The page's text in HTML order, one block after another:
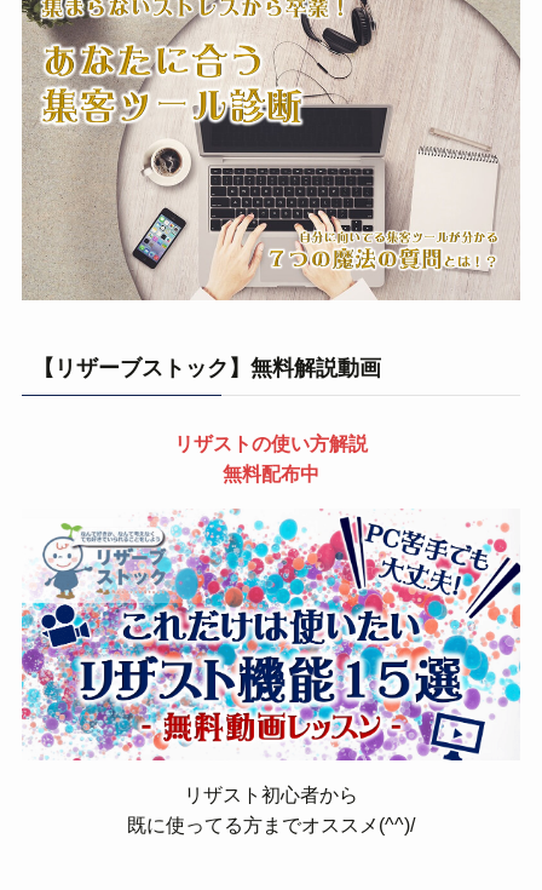
【リザーブストック】無料解説動画
リザストの使い方解説
無料配布中
リザスト初心者から
既に使ってる方までオススメ(^^)/